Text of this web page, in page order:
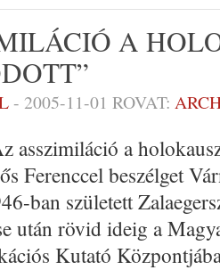
A
- 2005-11-01 ROVAT:
asszimiláció a
Ferenccel beszélget
ban született
után rövid ideig a
Kutató